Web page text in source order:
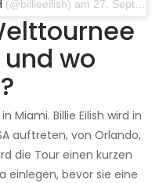
(@billieeilish) am 27. September 2019 um 9:39 Uhr PDT
wo
Miami. Billie Eilish wird in
auftreten, von Orlando,
die Tour einen kurzen
einlegen, bevor sie eine